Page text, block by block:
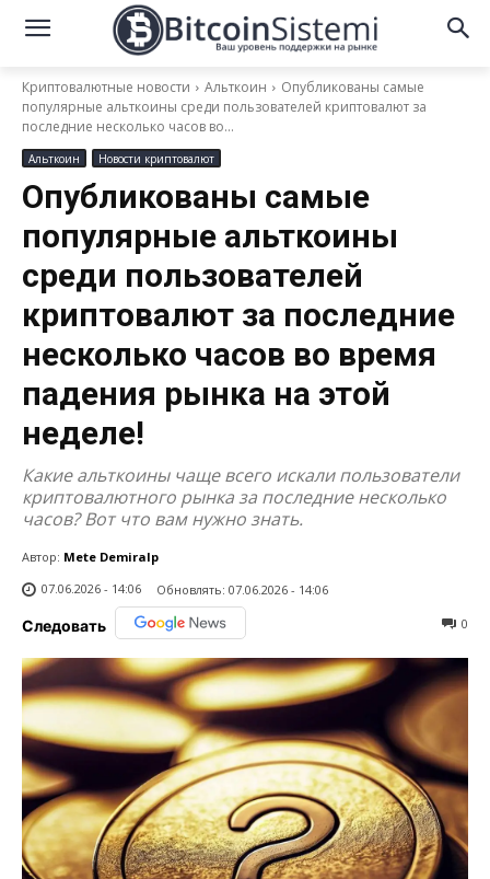
Криптовалютные новости Альткоин
Опубликованы самые
популярные альткоины среди пользователей криптовалют за
последние несколько часов во...
Альткоин Новости криптовалют
Опубликованы самые
популярные альткоины
среди пользователей
криптовалют за последние
несколько часов во время
падения рынка на этой
неделе!
Какие альткоины чаще всего искали пользователи
криптовалютного рынка за последние несколько
часов? Вот что вам нужно знать.
Автор: Mete Demiralp
07.06.2026 - 14:06
Обновлять: 07.06.2026 - 14:06
Следовать 0